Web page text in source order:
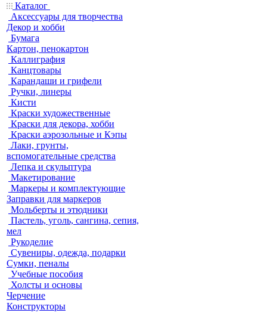
Каталог
Аксессуары для творчества
Декор и хобби
Бумага
Картон, пенокартон
Каллиграфия
Канцтовары
Карандаши и грифели
Ручки, линеры
Кисти
Краски художественные
Краски для декора, хобби
Краски аэрозольные и Кэпы
Лаки, грунты,
вспомогательные средства
Лепка и скульптура
Макетирование
Маркеры и комплектующие
Заправки для маркеров
Мольберты и этюдники
Пастель, уголь, сангина, сепия,
мел
Рукоделие
Сувениры, одежда, подарки
Сумки, пеналы
Учебные пособия
Холсты и основы
Черчение
Конструкторы